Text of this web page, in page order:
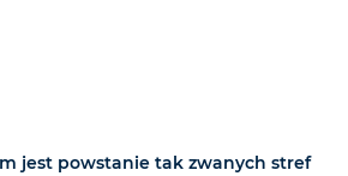
jest powstanie tak zwanych stref